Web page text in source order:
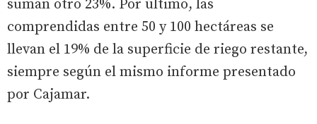
suman otro 23%. Por último, las
comprendidas entre 50 y 100 hectáreas se
llevan el 19% de la superficie de riego restante,
siempre según el mismo informe presentado
por Cajamar.